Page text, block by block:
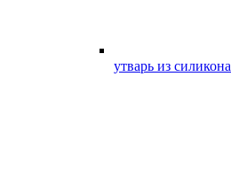
утварь из силикона